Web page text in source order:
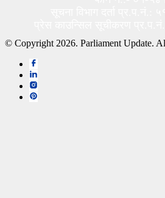
© Copyright 2026. Parliament Update.